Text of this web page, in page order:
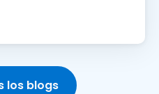
los blogs